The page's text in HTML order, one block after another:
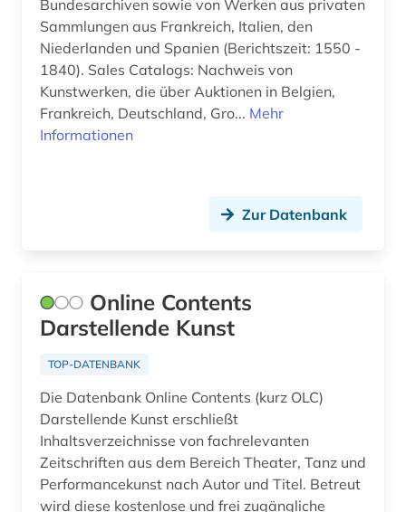
germanisches nationalmuseum (1)
germanistik (3)
gesamtausgabe (1)
geschichte 1500-2014 (1)
geschichte 1750-1850 (1)
geschichte 1815-1945 (1)
geschichte 1820-1870 (1)
Bundesarchiven sowie von Werken aus privaten
Sammlungen aus Frankreich, Italien, den
Niederlanden und Spanien (Berichtszeit: 1550 -
1840). Sales Catalogs: Nachweis von
Kunstwerken, die über Auktionen in Belgien,
Frankreich, Deutschland, Gro... Mehr
Informationen
Zur Datenbank
Online Contents
Darstellende Kunst
TOP-DATENBANK
Die Datenbank Online Contents (kurz OLC)
Darstellende Kunst erschließt
Inhaltsverzeichnisse von fachrelevanten
Zeitschriften aus dem Bereich Theater, Tanz und
Performancekunst nach Autor und Titel. Betreut
wird diese kostenlose und frei zugängliche